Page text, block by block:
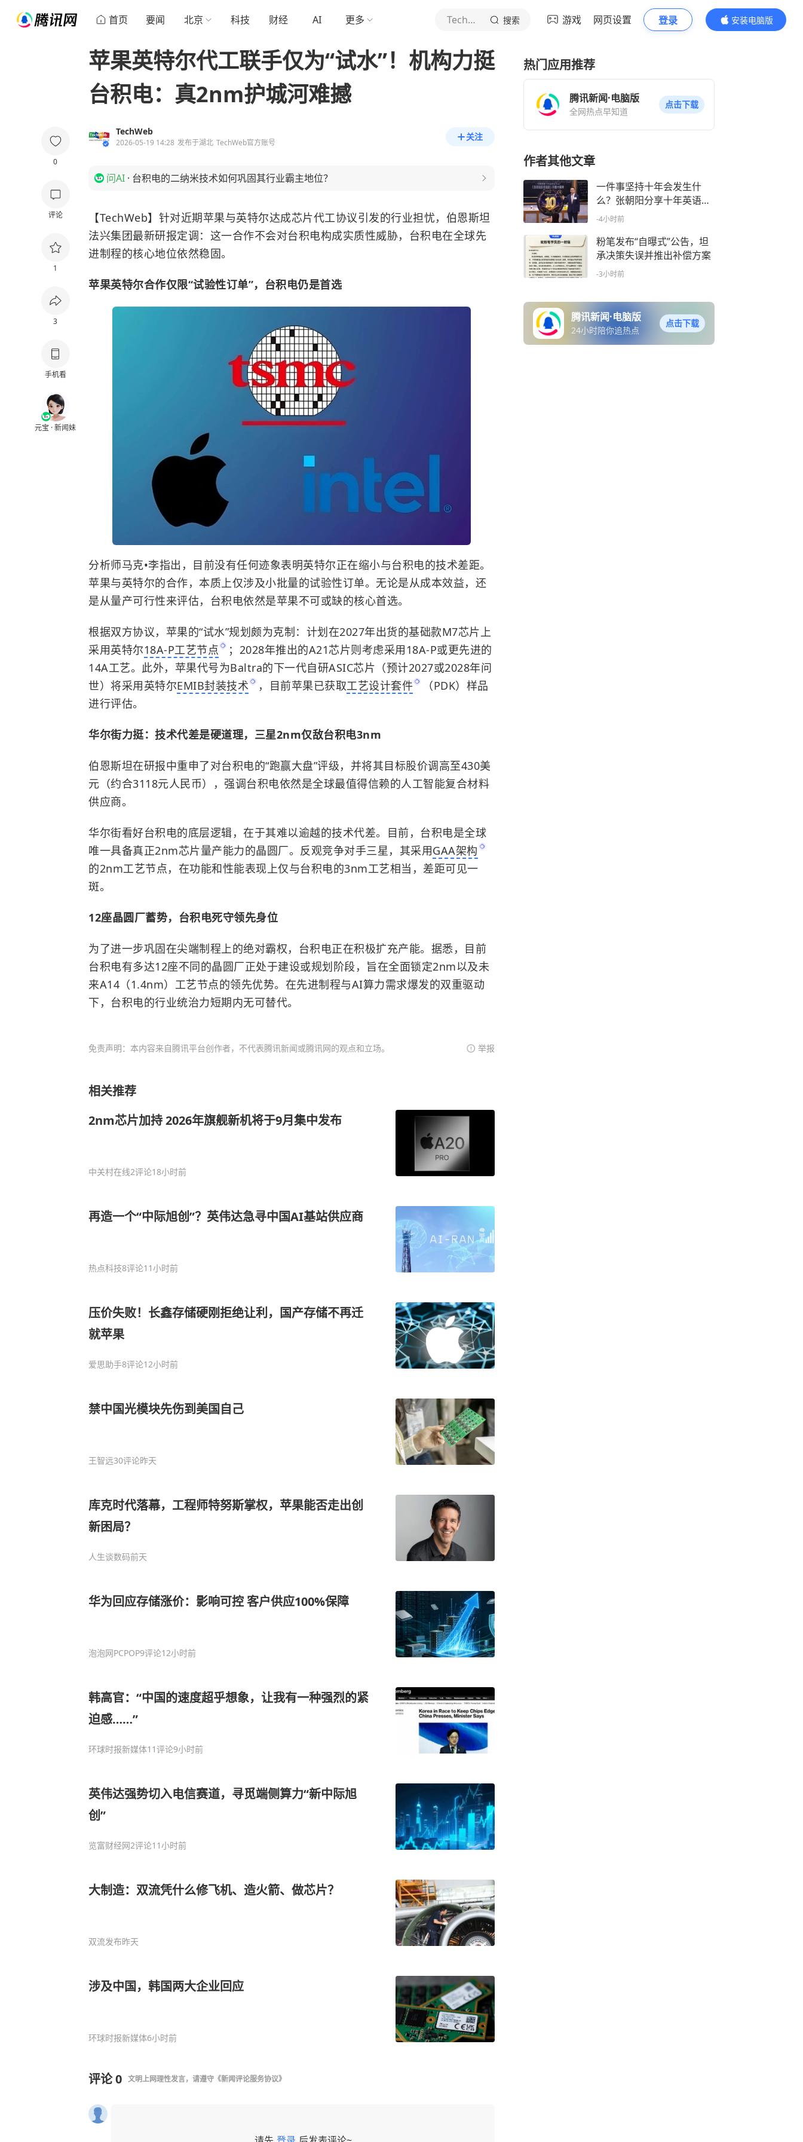
首页 要闻 北京 科技 财经 AI 更多 TechWeb 搜索 游戏 网页设置 登录
安装电脑版
内容更精彩
0
评论
1
3
手机看
元宝 · 新闻妹
苹果英特尔代工联手仅为“试水”！机构力挺
台积电：真2nm护城河难撼
TechWeb
2026-05-19 14:28 发布于湖北 TechWeb官方账号
关注
问AI · 台积电的二纳米技术如何巩固其行业霸主地位？
【TechWeb】针对近期苹果与英特尔达成芯片代工协议引发的行业担忧，伯恩斯坦
法兴集团最新研报定调：这一合作不会对台积电构成实质性威胁，台积电在全球先
进制程的核心地位依然稳固。
苹果英特尔合作仅限“试验性订单”，台积电仍是首选
分析师马克•李指出，目前没有任何迹象表明英特尔正在缩小与台积电的技术差距。
苹果与英特尔的合作，本质上仅涉及小批量的试验性订单。无论是从成本效益，还
是从量产可行性来评估，台积电依然是苹果不可或缺的核心首选。
根据双方协议，苹果的“试水”规划颇为克制：计划在2027年出货的基础款M7芯片上
采用英特尔18A-P工艺节点
；2028年推出的A21芯片则考虑采用18A-P或更先进的
14A工艺。此外，苹果代号为Baltra的下一代自研ASIC芯片（预计2027或2028年问
世）将采用英特尔EMIB封装技术 ，目前苹果已获取工艺设计套件
（PDK）样品
进行评估。
华尔街力挺：技术代差是硬道理， 三星2nm仅敌台积电3nm
伯恩斯坦在研报中重申了对台积电的“跑赢大盘”评级，并将其目标股价调高至430美
元（约合3118元人民币），强调台积电依然是全球最值得信赖的人工智能复合材料
供应商。
华尔街看好台积电的底层逻辑，在于其难以逾越的技术代差。目前，台积电是全球
唯一具备真正2nm芯片量产能力的晶圆厂。反观竞争对手三星，其采用GAA架构
的2nm工艺节点，在功能和性能表现上仅与台积电的3nm工艺相当，差距可见一
斑。
12座晶圆厂蓄势，台积电死守领先身位
为了进一步巩固在尖端制程上的绝对霸权，台积电正在积极扩充产能。据悉，目前
台积电有多达12座不同的晶圆厂正处于建设或规划阶段，旨在全面锁定2nm以及未
来A14（1.4nm）工艺节点的领先优势。在先进制程与AI算力需求爆发的双重驱动
下，台积电的行业统治力短期内无可替代。
免责声明：本内容来自腾讯平台创作者，不代表腾讯新闻或腾讯网的观点和立场。 举报
相关推荐
2nm芯片加持 2026年旗舰新机将于9月集中发布
中关村在线2评论18小时前
再造一个“中际旭创”？英伟达急寻中国AI基站供应商
热点科技8评论11小时前
压价失败！长鑫存储硬刚拒绝让利，国产存储不再迁
就苹果
爱思助手8评论12小时前
禁中国光模块先伤到美国自己
王智远30评论昨天
库克时代落幕，工程师特努斯掌权，苹果能否走出创
新困局？
人生谈数码前天
华为回应存储涨价：影响可控 客户供应100%保障
泡泡网PCPOP9评论12小时前
韩高官：“中国的速度超乎想象，让我有一种强烈的紧
迫感……”
环球时报新媒体11评论9小时前
英伟达强势切入电信赛道，寻觅端侧算力“新中际旭
创”
览富财经网2评论11小时前
大制造：双流凭什么修飞机、造火箭、做芯片？
双流发布昨天
涉及中国，韩国两大企业回应
环球时报新媒体6小时前
评论0 文明上网理性发言，请遵守 《新闻评论服务协议》
热门应用推荐
腾讯新闻·电脑版
全网热点早知道
点击下载
作者其他文章
一件事坚持十年会发生什
么？张朝阳分享十年英语直
播收获
-4小时前
粉笔发布“自曝式”公告，坦
承决策失误并推出补偿方案
-3小时前
腾讯新闻·电脑版
24小时陪你追热点
点击下载